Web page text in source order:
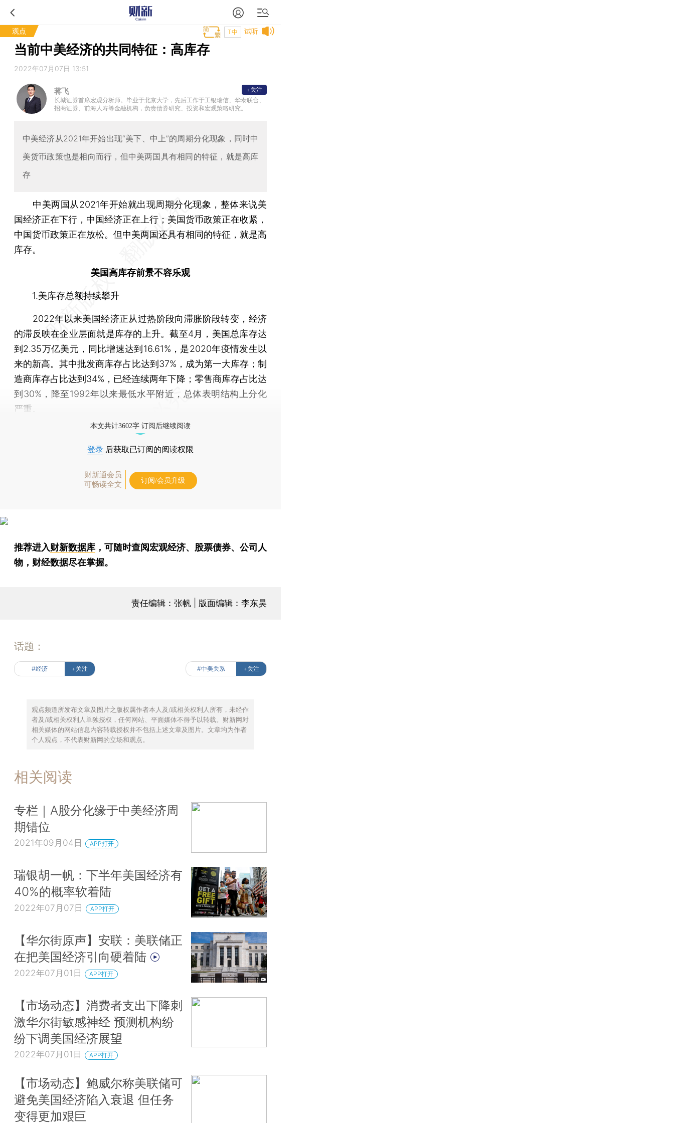
观点 试听
T中
当前中美经济的共同特征：高库存
2022年07月07日 13:51
蒋飞
长城证券首席宏观分析师。毕业于北京大学，先后工作于工银瑞信、华泰联合、
招商证券、前海人寿等金融机构，负责债券研究、投资和宏观策略研究。
+关注
中美经济从2021年开始出现“美下、中上”的周期分化现象，同时中
美货币政策也是相向而行，但中美两国具有相同的特征，就是高库
存
中美两国从2021年开始就出现周期分化现象，整体来说美
国经济正在下行，中国经济正在上行；美国货币政策正在收紧，
中国货币政策正在放松。但中美两国还具有相同的特征，就是高
库存。
美国高库存前景不容乐观
1.美库存总额持续攀升
2022年以来美国经济正从过热阶段向滞胀阶段转变，经济
的滞反映在企业层面就是库存的上升。截至4月，美国总库存达
到2.35万亿美元，同比增速达到16.61%，是2020年疫情发生以
来的新高。其中批发商库存占比达到37%，成为第一大库存；制
造商库存占比达到34%，已经连续两年下降；零售商库存占比达
到30%，降至1992年以来最低水平附近，总体表明结构上分化
严重。
本文共计3602字 订阅后继续阅读
登录 后获取已订阅的阅读权限
财新通会员
可畅读全文
订阅/会员升级
推荐进入财新数据库 ，可随时查阅宏观经济、股票债券、公司人
物，财经数据尽在掌握。
责任编辑：张帆 | 版面编辑：李东昊
话题：
#经济 +关注 #中美关系 +关注
观点频道所发布文章及图片之版权属作者本人及/或相关权利人所有，未经作
者及/或相关权利人单独授权，任何网站、平面媒体不得予以转载。财新网对
相关媒体的网站信息内容转载授权并不包括上述文章及图片。文章均为作者
个人观点，不代表财新网的立场和观点。
相关阅读
专栏｜A股分化缘于中美经济周
期错位
2021年09月04日 APP打开
瑞银胡一帆：下半年美国经济有
40%的概率软着陆
2022年07月07日 APP打开
【华尔街原声】安联：美联储正
在把美国经济引向硬着陆
2022年07月01日 APP打开
【市场动态】消费者支出下降刺
激华尔街敏感神经 预测机构纷
纷下调美国经济展望
2022年07月01日 APP打开
【市场动态】鲍威尔称美联储可
避免美国经济陷入衰退 但任务
变得更加艰巨